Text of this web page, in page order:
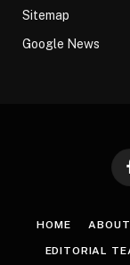
Sitemap
Google News
HOME
EDITORIAL